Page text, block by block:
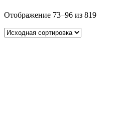
Отображение 73–96 из 819